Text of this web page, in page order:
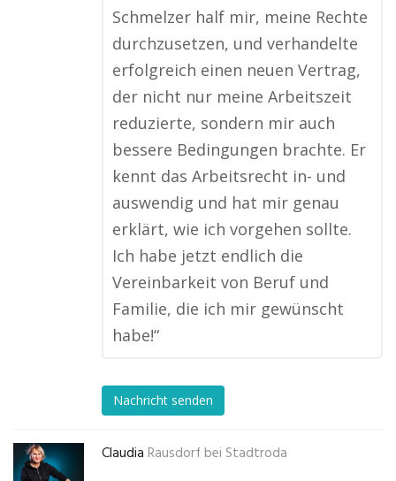
Schmelzer half mir, meine Rechte
durchzusetzen, und verhandelte
erfolgreich einen neuen Vertrag,
der nicht nur meine Arbeitszeit
reduzierte, sondern mir auch
bessere Bedingungen brachte. Er
kennt das Arbeitsrecht in- und
auswendig und hat mir genau
erklärt, wie ich vorgehen sollte.
Ich habe jetzt endlich die
Vereinbarkeit von Beruf und
Familie, die ich mir gewünscht
habe!“
Nachricht senden
Claudia Rausdorf bei Stadtroda